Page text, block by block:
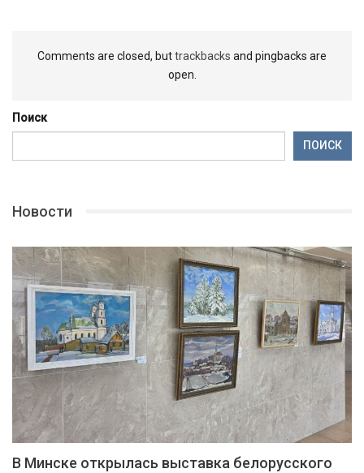
Comments are closed, buttrackbacks and pingbacks are
open.
Поиск
ПОИСК
Новости
В Минске открылась выставка белорусского